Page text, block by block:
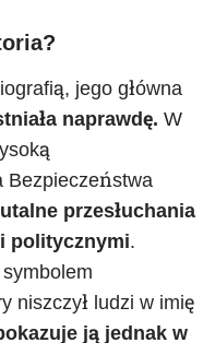
jego główna
naprawdę. W
Bezpieczeństwa
przesłuchania
politycznymi.
niszczył ludzi w imię
ją jednak w